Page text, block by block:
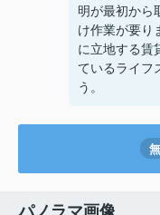
明が最初から
け作業が要り
に立地する賃
ているライフ
う。
パノラマ画像